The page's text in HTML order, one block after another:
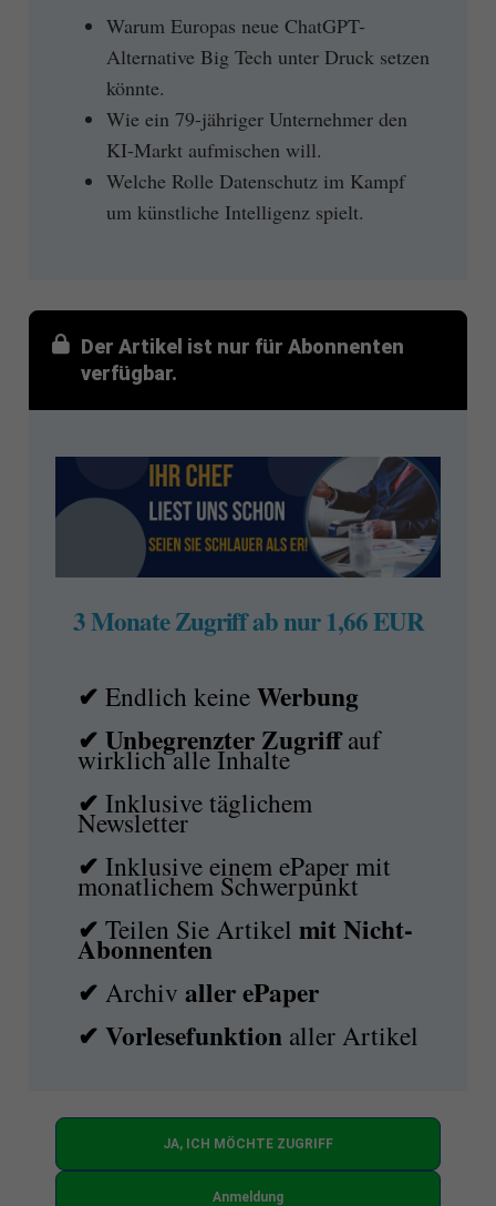
Warum Europas neue ChatGPT-
Alternative Big Tech unter Druck setzen
könnte.
Wie ein 79-jähriger Unternehmer den
KI-Markt aufmischen will.
Welche Rolle Datenschutz im Kampf
um künstliche Intelligenz spielt.
Der Artikel ist nur für Abonnenten
verfügbar.
3 Monate Zugriff ab nur 1,66 EUR
✔Endlich keineWerbung
✔ Unbegrenzter Zugriffauf
wirklich alle Inhalte
✔Inklusive täglichem
Newsletter
✔Inklusive einem ePaper mit
monatlichem Schwerpunkt
✔Teilen Sie ArtikelmitNicht-
Abonnenten
✔Archivaller ePaper
✔Vorlesefunktion aller Artikel
JA, ICH MÖCHTE ZUGRIFF
Anmeldung